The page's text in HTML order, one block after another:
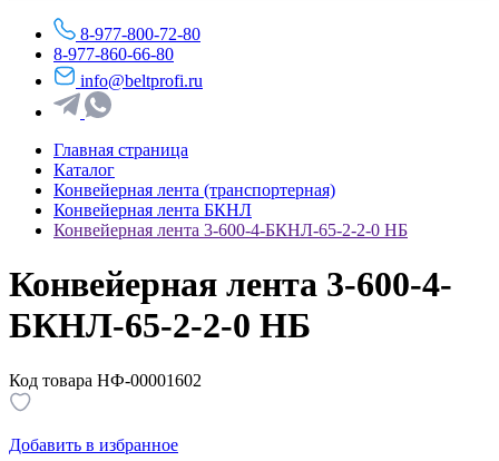
8-977-800-72-80
8-977-860-66-80
info@beltprofi.ru
Главная страница
Каталог
Конвейерная лента (транспортерная)
Конвейерная лента БКНЛ
Конвейерная лента 3-600-4-БКНЛ-65-2-2-0 НБ
Конвейерная лента 3-600-4-
БКНЛ-65-2-2-0 НБ
Код товара НФ-00001602
Добавить в избранное